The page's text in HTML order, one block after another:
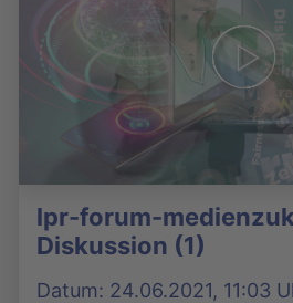
lpr-forum-
Diskussion (1)
Datum: 24.06.2021, 11:03